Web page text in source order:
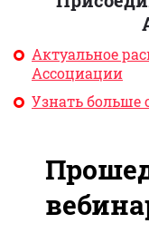
Актуальное
Ассоциации
Узнать больше